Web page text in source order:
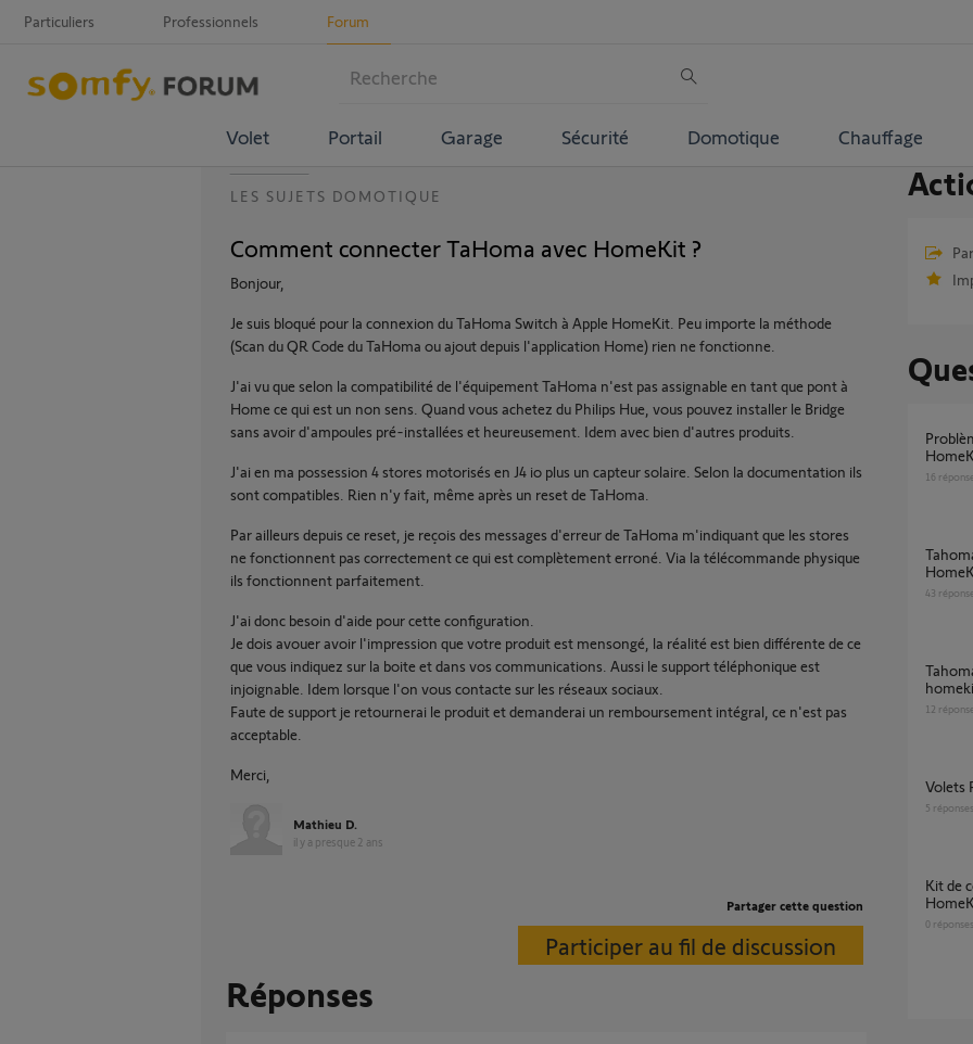
Particuliers Professionnels Forum
Volet Portail Garage Sécurité Domotique Chauffage
LES SUJETS DOMOTIQUE
Comment connecter TaHoma avec HomeKit ?
Bonjour,
Je suis bloqué pour la connexion du TaHoma Switch à Apple HomeKit. Peu importe la méthode
(Scan du QR Code du TaHoma ou ajout depuis l'application Home) rien ne fonctionne.
J'ai vu que selon la compatibilité de l'équipement TaHoma n'est pas assignable en tant que pont à
Home ce qui est un non sens. Quand vous achetez du Philips Hue, vous pouvez installer le Bridge
sans avoir d'ampoules pré-installées et heureusement. Idem avec bien d'autres produits.
J'ai en ma possession 4 stores motorisés en J4 io plus un capteur solaire. Selon la documentation ils
sont compatibles. Rien n'y fait, même après un reset de TaHoma.
Par ailleurs depuis ce reset, je reçois des messages d'erreur de TaHoma m'indiquant que les stores
ne fonctionnent pas correctement ce qui est complètement erroné. Via la télécommande physique
ils fonctionnent parfaitement.
J'ai donc besoin d'aide pour cette configuration.
Je dois avouer avoir l'impression que votre produit est mensongé, la réalité est bien différente de ce
que vous indiquez sur la boite et dans vos communications. Aussi le support téléphonique est
injoignable. Idem lorsque l'on vous contacte sur les réseaux sociaux.
Faute de support je retournerai le produit et demanderai un remboursement intégral, ce n'est pas
acceptable.
Merci,
Mathieu D.
il y a presque 2 ans
Partager cette question
Participer au fil de discussion
Réponses
Problème connexion TaHoma vers Apple
16
Tahoma switch supprimer le lien avec
43
Tahoma switch problème connexion appel
12
5 réponses
Kit de connectivité impossible à intégrer dans
0 réponses